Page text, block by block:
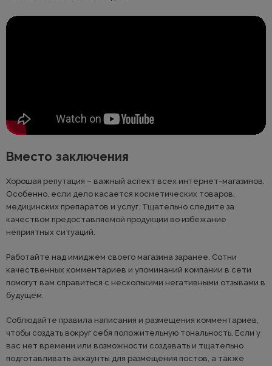
Вместо заключения
Хорошая репутация – важный аспект всех интернет-магазинов.
Особенно, если дело касается косметических товаров,
медицинских препаратов и услуг. Тщательно следите за
качеством предоставляемой продукции во избежание
неприятных ситуаций.
Работайте над имиджем своего магазина заранее. Сотни
качественных комментариев и упоминаний компании в сети
помогут вам справиться с несколькими негативными отзывами в
будущем.
Соблюдайте правила написания и размещения комментариев,
чтобы создать вокруг себя положительную тональность. Если у
вас нет времени или возможности создавать и тщательно
подготавливать аккаунты для размещения постов, а также